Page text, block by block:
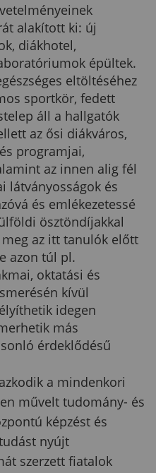
alakított ki: új
diákhotel,
épültek.
eltöltéséhez
sportkör, fedett
áll a hallgatók
az ősi diákváros,
programjai,
az innen alig fél
látványosságok és
és emlékezetessé
ösztöndíjakkal
az itt tanulók előtt
azon túl pl.
oktatási és
kívül
idegen
más
érdeklődésű
a mindenkori
művelt tudomány- és
képzést és
nyújt
szerzett fiatalok